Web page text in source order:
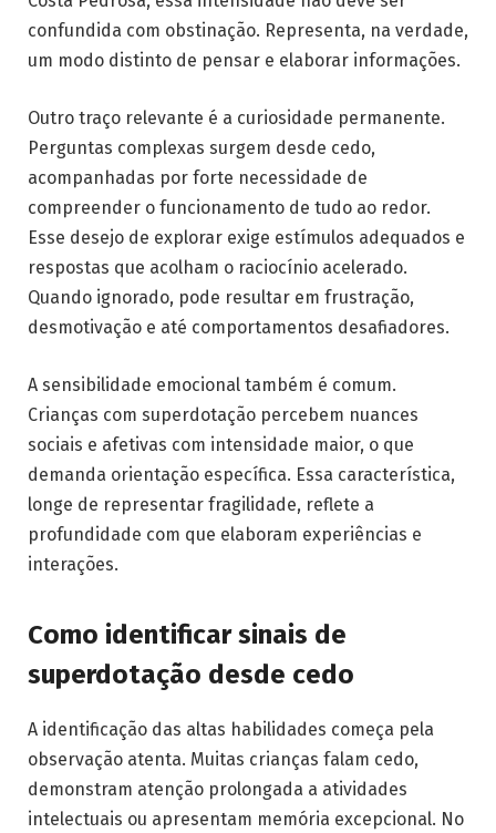
confundida com obstinação. Representa, na verdade,
um modo distinto de pensar e elaborar informações.
Outro traço relevante é a curiosidade permanente.
Perguntas complexas surgem desde cedo,
acompanhadas por forte necessidade de
compreender o funcionamento de tudo ao redor.
Esse desejo de explorar exige estímulos adequados e
respostas que acolham o raciocínio acelerado.
Quando ignorado, pode resultar em frustração,
desmotivação e até comportamentos desafiadores.
A sensibilidade emocional também é comum.
Crianças com superdotação percebem nuances
sociais e afetivas com intensidade maior, o que
demanda orientação específica. Essa característica,
longe de representar fragilidade, reflete a
profundidade com que elaboram experiências e
interações.
Como identificar sinais de
superdotação desde cedo
A identificação das altas habilidades começa pela
observação atenta. Muitas crianças falam cedo,
demonstram atenção prolongada a atividades
intelectuais ou apresentam memória excepcional. No